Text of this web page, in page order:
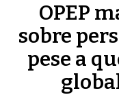
OPEP
sobre
pese a